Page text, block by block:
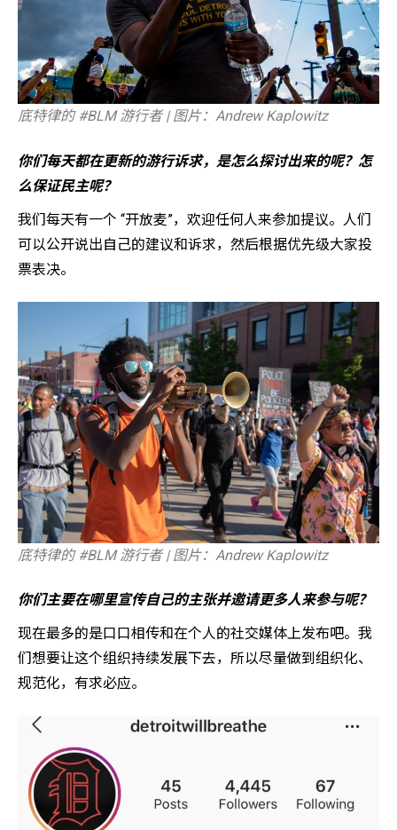
底特律的 #BLM 游行者 | 图片：Andrew Kaplowitz
你们每天都在更新的游行诉求，是怎么探讨出来的呢？怎
么保证民主呢？
我们每天有一个 “开放麦”，欢迎任何人来参加提议。人们
可以公开说出自己的建议和诉求，然后根据优先级大家投
票表决。
底特律的 #BLM 游行者 | 图片：Andrew Kaplowitz
你们主要在哪里宣传自己的主张并邀请更多人来参与呢？
现在最多的是口口相传和在个人的社交媒体上发布吧。我
们想要让这个组织持续发展下去，所以尽量做到组织化、
规范化，有求必应。